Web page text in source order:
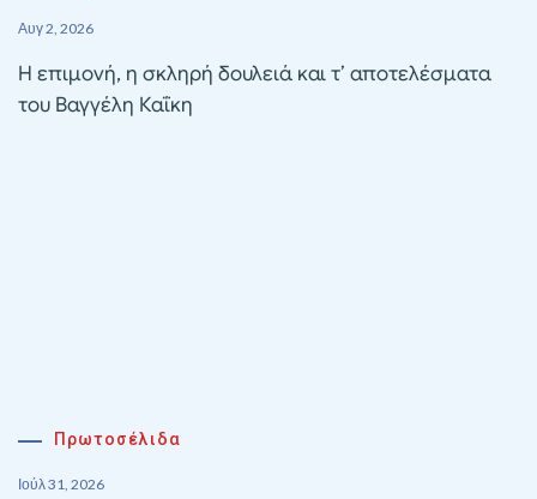
Αυγ 2, 2026
Η επιμονή, η σκληρή δουλειά και τ’ αποτελέσματα
του Βαγγέλη Καΐκη
Πρωτοσέλιδα
Ιούλ 31, 2026